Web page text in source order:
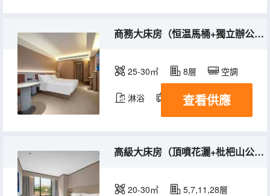
商務大床房（恒温馬桶+獨立辦公桌+記憶棉枕）
25-30㎡ 8層 空調
淋浴 電視機
查看供應
高級大床房（頂噴花灑+枇杷山公園+步行3分鐘到達兒童醫院）
20-30㎡ 5,7,11,28層